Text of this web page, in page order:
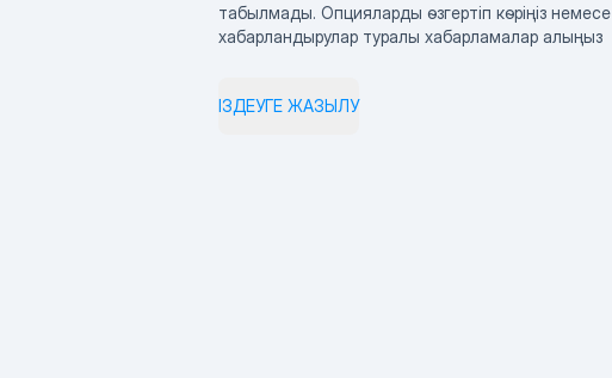
табылмады. Опцияларды өзгертіп көріңіз немесе
хабарландырулар туралы хабарламалар алыңыз
ІЗДЕУГЕ ЖАЗЫЛУ